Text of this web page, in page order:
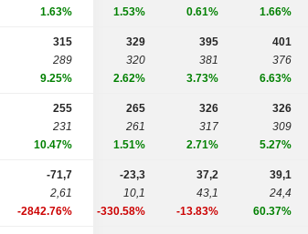
1.63%
1.53%
0.61%
1.66%
315
289
9.25%
329
320
2.62%
395
381
3.73%
401
376
6.63%
255
231
10.47%
265
261
1.51%
326
317
2.71%
326
309
5.27%
-71,7
2,61
-2842.76%
-23,3
10,1
-330.58%
37,2
43,1
-13.83%
39,1
24,4
60.37%